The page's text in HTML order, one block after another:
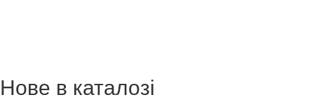
Нове в каталозі